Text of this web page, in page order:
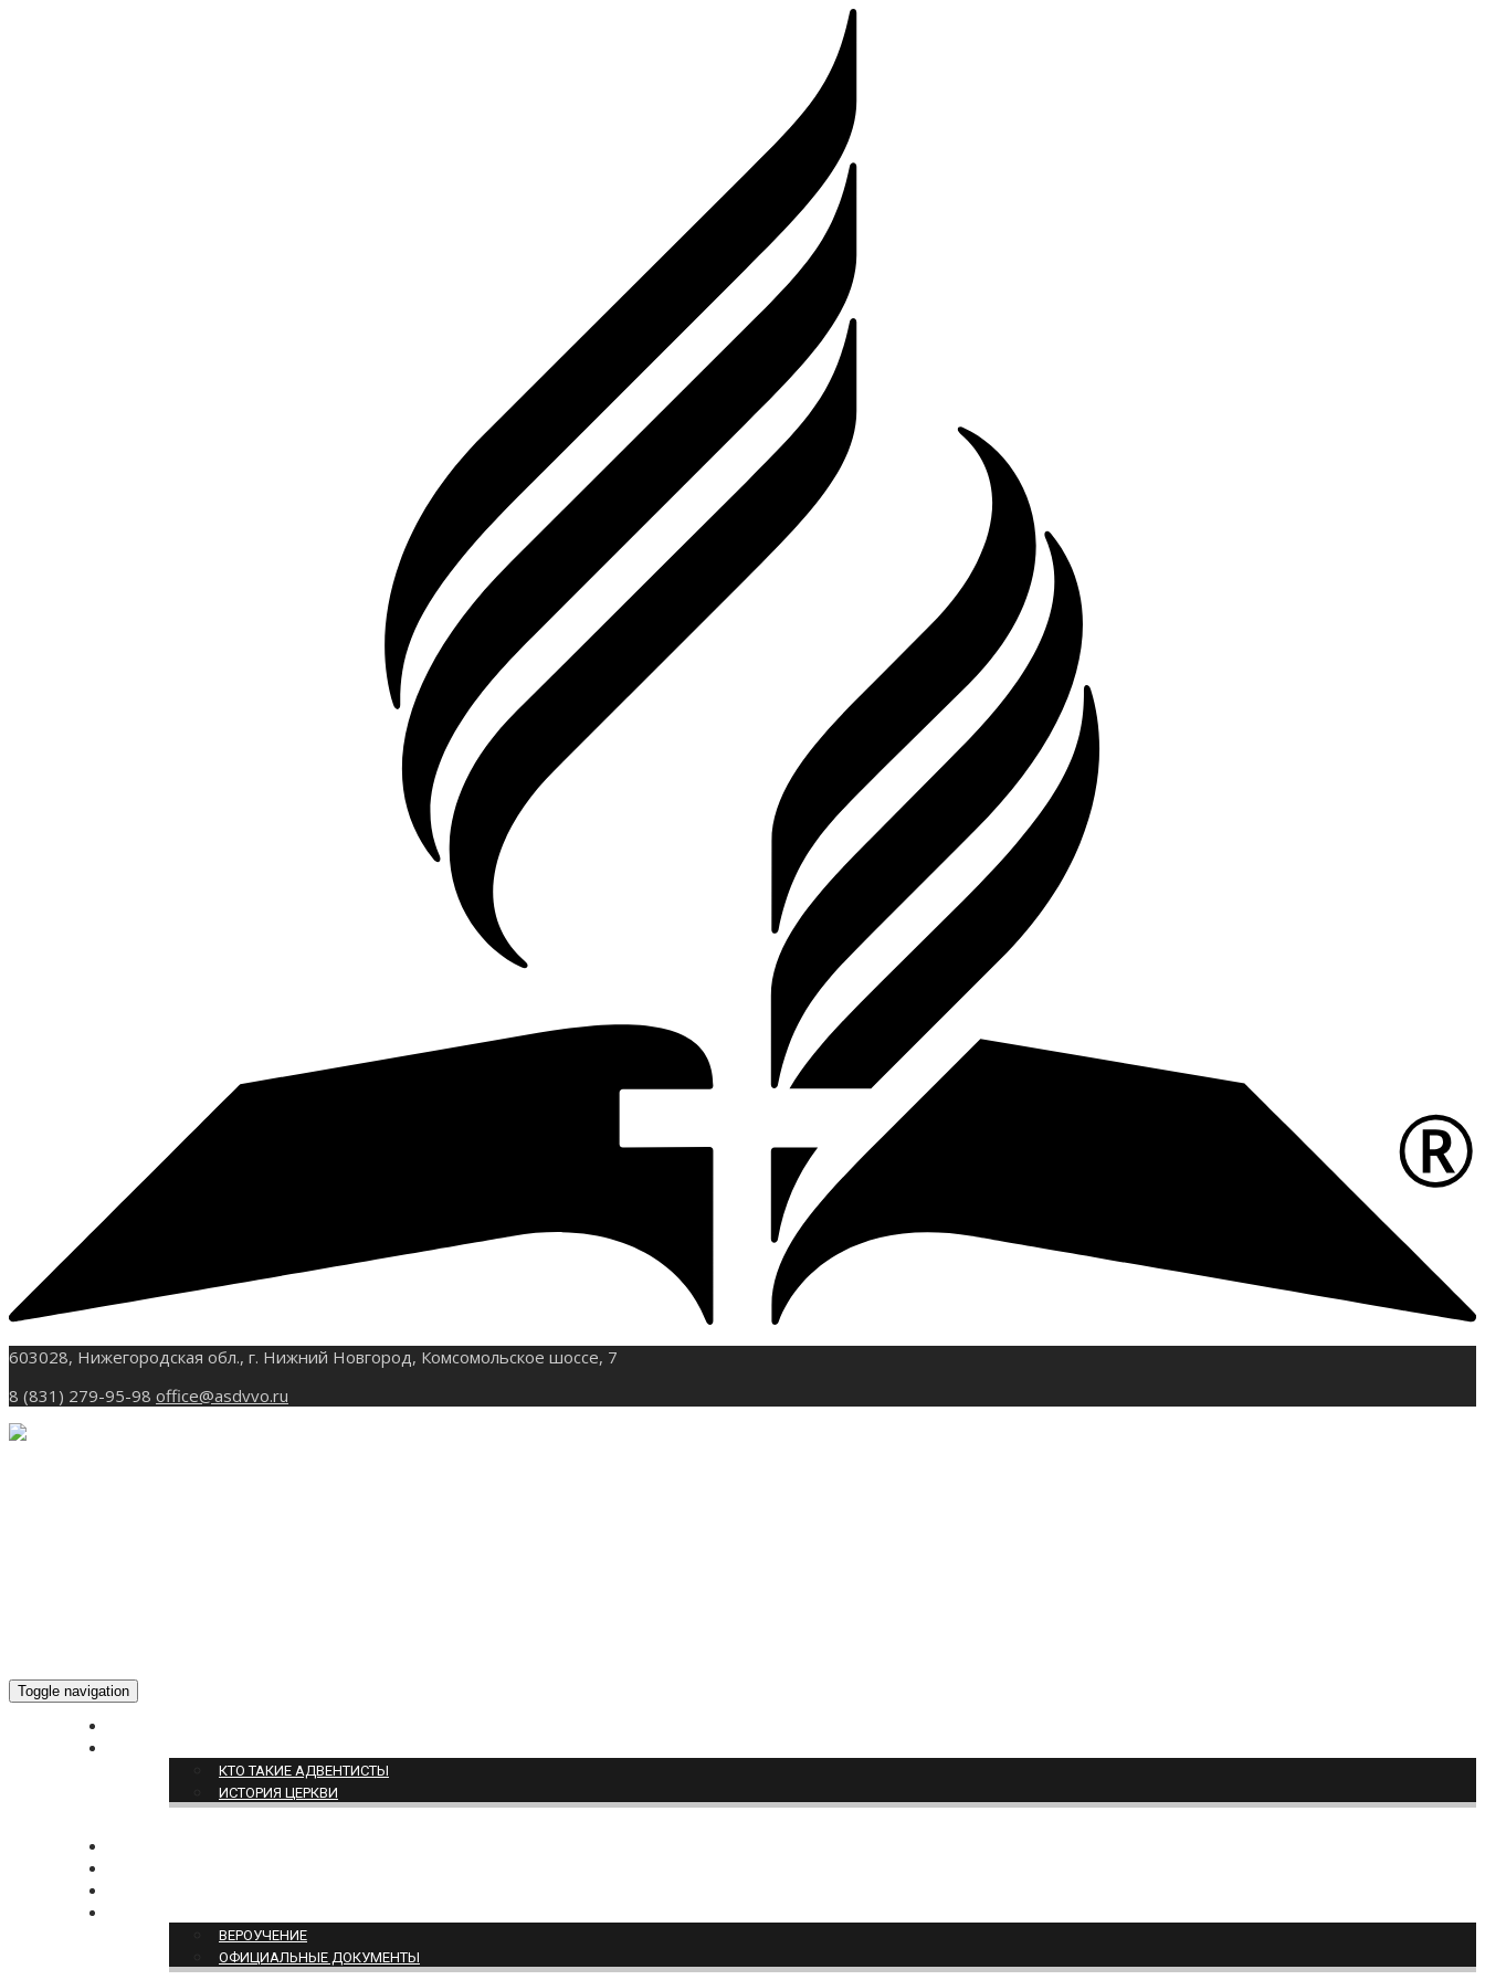
603028, Нижегородская обл., г. Нижний Новгород, Комсомольское шоссе, 7
8 (831) 279-95-98 office@asdvvo.ru
Toggle navigation
КТО ТАКИЕ АДВЕНТИСТЫ
ИСТОРИЯ ЦЕРКВИ
ВЕРОУЧЕНИЕ
ОФИЦИАЛЬНЫЕ ДОКУМЕНТЫ